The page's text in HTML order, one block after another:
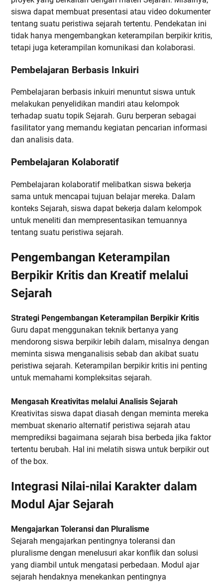
siswa dapat membuat presentasi atau video dokumenter
tentang suatu peristiwa sejarah tertentu. Pendekatan ini
tidak hanya mengembangkan keterampilan berpikir kritis,
tetapi juga keterampilan komunikasi dan kolaborasi.
Pembelajaran Berbasis Inkuiri
Pembelajaran berbasis inkuiri menuntut siswa untuk
melakukan penyelidikan mandiri atau kelompok
terhadap suatu topik Sejarah. Guru berperan sebagai
fasilitator yang memandu kegiatan pencarian informasi
dan analisis data.
Pembelajaran Kolaboratif
Pembelajaran kolaboratif melibatkan siswa bekerja
sama untuk mencapai tujuan belajar mereka. Dalam
konteks Sejarah, siswa dapat bekerja dalam kelompok
untuk meneliti dan mempresentasikan temuannya
tentang suatu peristiwa sejarah.
Pengembangan Keterampilan
Berpikir Kritis dan Kreatif melalui
Sejarah
Strategi Pengembangan Keterampilan Berpikir Kritis
Guru dapat menggunakan teknik bertanya yang
mendorong siswa berpikir lebih dalam, misalnya dengan
meminta siswa menganalisis sebab dan akibat suatu
peristiwa sejarah. Keterampilan berpikir kritis ini penting
untuk memahami kompleksitas sejarah.
Mengasah Kreativitas melalui Analisis Sejarah
Kreativitas siswa dapat diasah dengan meminta mereka
membuat skenario alternatif peristiwa sejarah atau
memprediksi bagaimana sejarah bisa berbeda jika faktor
tertentu berubah. Hal ini melatih siswa untuk berpikir out
of the box.
Integrasi Nilai-nilai Karakter dalam
Modul Ajar Sejarah
Mengajarkan Toleransi dan Pluralisme
Sejarah mengajarkan pentingnya toleransi dan
pluralisme dengan menelusuri akar konflik dan solusi
yang diambil untuk mengatasi perbedaan. Modul ajar
sejarah hendaknya menekankan pentingnya